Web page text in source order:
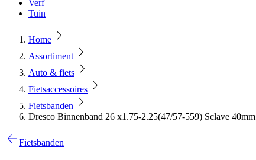
Verf
Tuin
Home
Assortiment
Auto & fiets
Fietsaccessoires
Fietsbanden
Dresco Binnenband 26 x1.75-2.25(47/57-559) Sclave 40mm
Fietsbanden